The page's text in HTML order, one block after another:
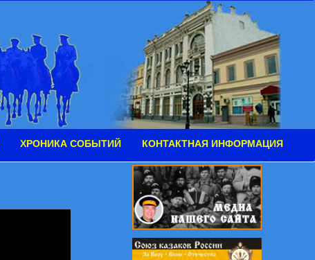
ХРОНИКА СОБЫТИЙ КОНТАКТНАЯ ИНФОРМАЦИЯ